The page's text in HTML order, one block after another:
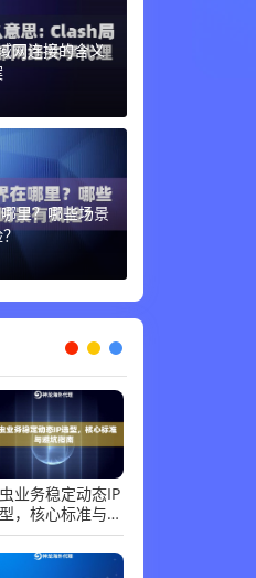
网连接的含义
里？哪些场景
业务稳定动态IP
，核心标准与避